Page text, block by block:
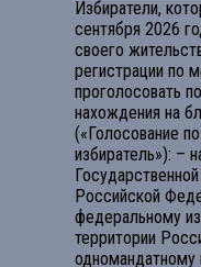
Избиратели,
сентября 2026
своего
регистрации по
проголосовать
нахождения на
(«Голосование
избиратель»): –
Российской
федеральному
территории
одномандатному